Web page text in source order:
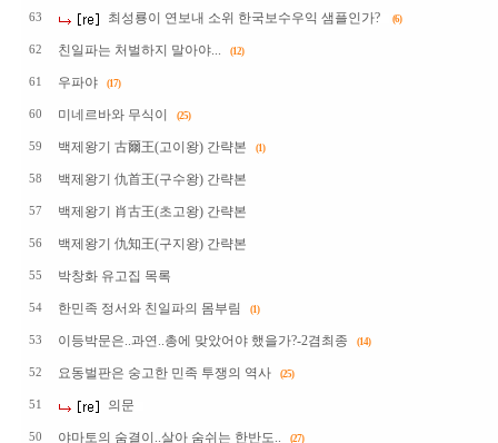
63 최성룡이 연보내 소위 한국보수우익 샘플인가? (6)
62 친일파는 처벌하지 말아야... (12)
61 우파야 (17)
60 미네르바와 무식이 (25)
59 백제왕기 古爾王(고이왕) 간략본 (1)
58 백제왕기 仇首王(구수왕) 간략본
57 백제왕기 肖古王(초고왕) 간략본
56 백제왕기 仇知王(구지왕) 간략본
55 박창화 유고집 목록
54 한민족 정서와 친일파의 몸부림 (1)
53 이등박문은..과연..총에 맞았어야 했을가?-2겸최종 (14)
52 요동벌판은 숭고한 민족 투쟁의 역사 (25)
51 의문
50 야마토의 숨결이..살아 숨쉬는 한반도.. (27)